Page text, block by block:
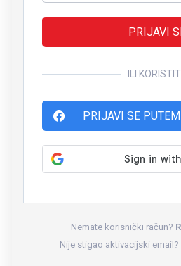
PRIJAVI
ILI
PRIJAVI SE
Nemate korisnički račun?
Nije stigao aktivacijski email?